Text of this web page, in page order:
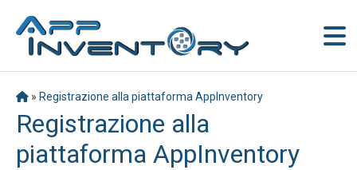
» Registrazione alla piattaforma AppInventory
Registrazione alla
piattaforma AppInventory